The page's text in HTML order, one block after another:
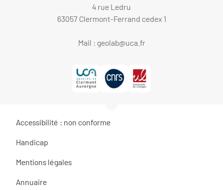
4 rue Ledru
63057 Clermont-Ferrand cedex 1
Mail : geolab@uca.fr
Accessibilité : non conforme
Handicap
Mentions légales
Annuaire